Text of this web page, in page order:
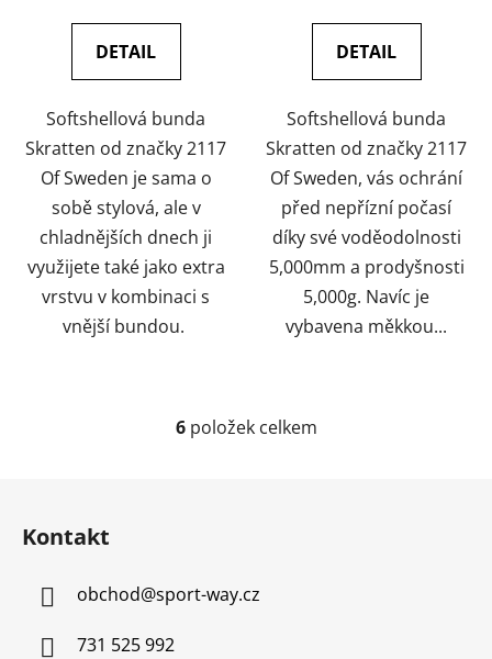
DETAIL
Softshellová bunda
Skratten od značky 2117
Of Sweden je sama o
sobě stylová, ale v
chladnějších dnech ji
využijete také jako extra
vrstvu v kombinaci s
vnější bundou.
DETAIL
Softshellová bunda
Skratten od značky 2117
Of Sweden, vás ochrání
před nepřízní počasí
díky své voděodolnosti
5,000mm a prodyšnosti
5,000g. Navíc je
vybavena měkkou...
O
í
6položek celkem
Kontakt
obchod@sport-way.cz
731 525 992